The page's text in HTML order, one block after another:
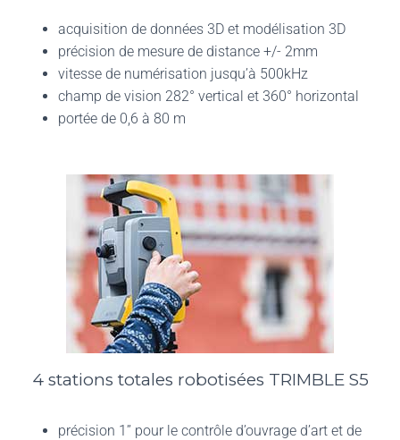
acquisition de données 3D et modélisation 3D
précision de mesure de distance +/- 2mm
vitesse de numérisation jusqu’à 500kHz
champ de vision 282° vertical et 360° horizontal
portée de 0,6 à 80 m
4 stations totales robotisées TRIMBLE S5
précision 1’’ pour le contrôle d’ouvrage d’art et de